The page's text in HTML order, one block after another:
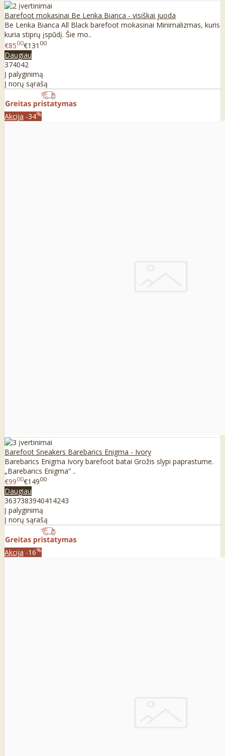
Barefoot mokasinai Be Lenka Bianca - visiškai juoda
Be Lenka Bianca All Black barefoot mokasinai Minimalizmas, kuris
kuria stiprų įspūdį. Šie mo..
€8500€131 00
Daugiau
374042
Į palyginimą
Į norų sąrašą
Akcija -34%
Barefoot Sneakers Barebarics Enigma - Ivory
Barebarics Enigma Ivory barefoot batai Grožis slypi paprastume.
„Barebarics Enigma“ ..
€9900€14900
Daugiau
363738394041 4243
Į palyginimą
Į norų sąrašą
Akcija -16%